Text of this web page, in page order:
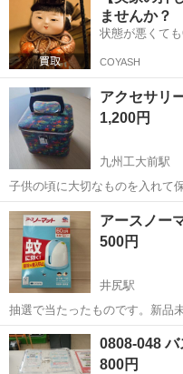
仕事 ◇半導体製造装置の組立...
ませんか？
状態が悪くて
COYASH
アクセサリ
1,200円
九州工大前駅
子供の頃に大切なものを入れて
クスです。 サイズは約16cmの立方体です！ 大切に保管していたため
綺麗です(^^) ご相談も受けます
福岡 北九州市 九州工
アースノー
500円
井尻駅
抽選で当たったものです。新品
福岡 春日市 井尻駅
0808-048
800円